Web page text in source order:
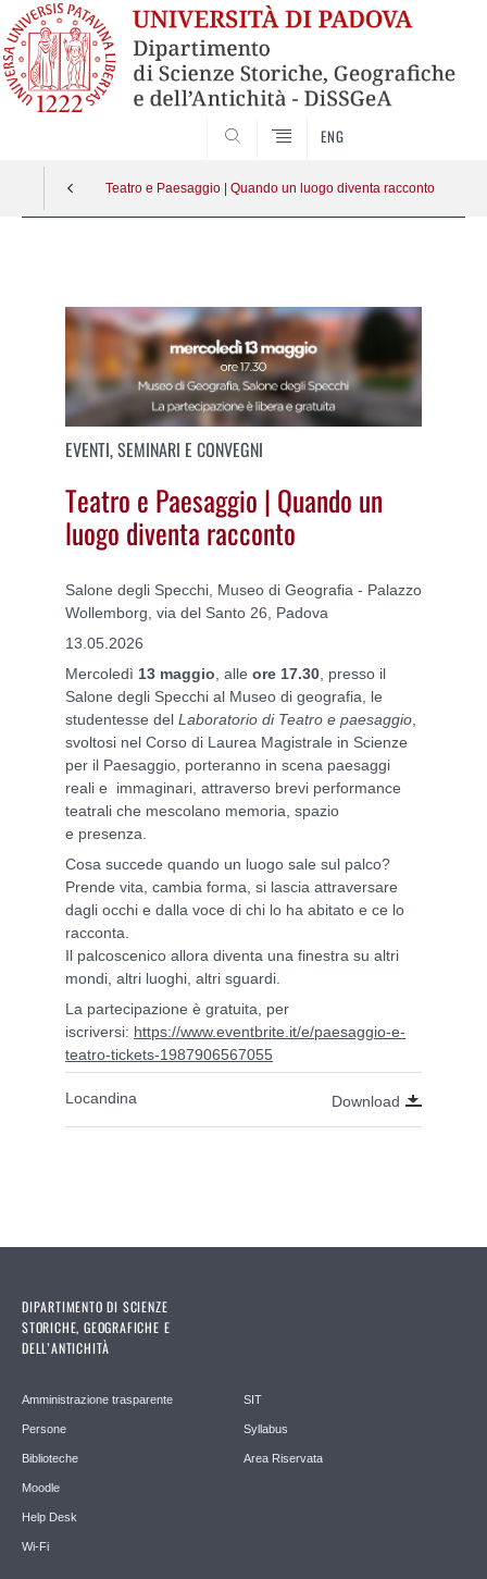
ENG
Teatro e Paesaggio | Quando un luogo diventa racconto
EVENTI, SEMINARI E CONVEGNI
Teatro e Paesaggio | Quando un
luogo diventa racconto
Salone degli Specchi, Museo di Geografia - Palazzo
Wollemborg, via del Santo 26, Padova
13.05.2026
Mercoledì 13 maggio , alle ore 17.30 , presso il
Salone degli Specchi al Museo di geografia, le
studentesse del Laboratorio di Teatro e paesaggio
svoltosi nel Corso di Laurea Magistrale in Scienze
per il Paesaggio, porteranno in scena paesaggi
reali e immaginari, attraverso brevi performance
teatrali che mescolano memoria, spazio
e presenza.
Cosa succede quando un luogo sale sul palco?
Prende vita, cambia forma, si lascia attraversare
dagli occhi e dalla voce di chi lo ha abitato e ce lo
racconta.
Il palcoscenico allora diventa una finestra su altri
mondi, altri luoghi, altri sguardi.
La partecipazione è gratuita, per
iscriversi: https://www.eventbrite.it/e/paesaggio-e-
teatro-tickets-1987906567055
Locandina Download
DIPARTIMENTO DI SCIENZE
STORICHE, GEOGRAFICHE E
DELL’ANTICHITÀ
Amministrazione trasparente
Persone
Biblioteche
Moodle
Help Desk
Wi-Fi
SIT
Syllabus
Area Riservata